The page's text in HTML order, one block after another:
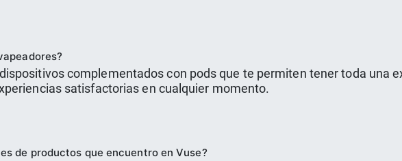
complementados con pods que te permiten tener toda una
satisfactorias en cualquier momento.
de productos que encuentro en Vuse?